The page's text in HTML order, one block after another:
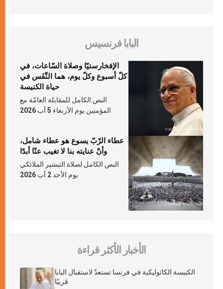
البابا فرنسيس
الإفخارستيّا وصلاة السّاعات، في
كلّ أسبوع وكلّ يوم، هما النَّفَس في
حياة الكنيسة
النص الكامل للمقابلة العامّة مع
المؤمنين يوم الأربعاء 5 آب 2026
عطاء الرّبّ يسوع هو عطاء شامل،
وأنّ عنايته بنا لا تغيب عنّا أبدًا
النص الكامل لصلاة التبشير الملائكي
يوم الأحد 2 آب 2026
الأخبار الأكثر قراءة
الكنيسة الكاثوليكية في فرنسا تستعدّ لاستقبال البابا
قريبًا